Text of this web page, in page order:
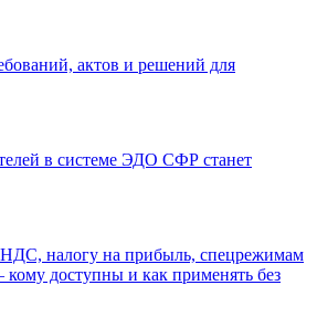
актов и решений для
в системе ЭДО СФР станет
налогу на прибыль, спецрежимам
кому доступны и как применять без